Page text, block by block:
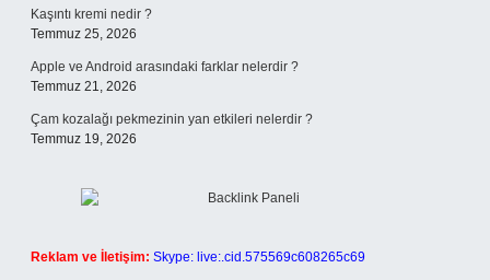
Kaşıntı kremi nedir ?
Temmuz 25, 2026
Apple ve Android arasındaki farklar nelerdir ?
Temmuz 21, 2026
Çam kozalağı pekmezinin yan etkileri nelerdir ?
Temmuz 19, 2026
Reklam ve İletişim: Skype: live:.cid.575569c608265c69